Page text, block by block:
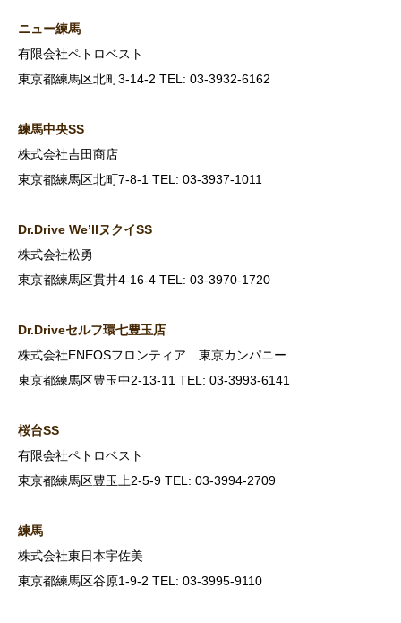
ニュー練馬
有限会社ペトロベスト
東京都練馬区北町3-14-2 TEL: 03-3932-6162
練馬中央SS
株式会社吉田商店
東京都練馬区北町7-8-1 TEL: 03-3937-1011
Dr.Drive We’llヌクイSS
株式会社松勇
東京都練馬区貫井4-16-4 TEL: 03-3970-1720
Dr.Driveセルフ環七豊玉店
株式会社ENEOSフロンティア 東京カンパニー
東京都練馬区豊玉中2-13-11 TEL: 03-3993-6141
桜台SS
有限会社ペトロベスト
東京都練馬区豊玉上2-5-9 TEL: 03-3994-2709
練馬
株式会社東日本宇佐美
東京都練馬区谷原1-9-2 TEL: 03-3995-9110